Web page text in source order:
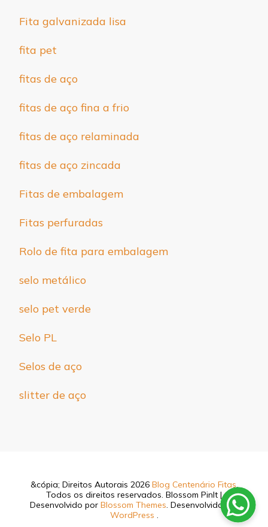
Fita galvanizada lisa
fita pet
fitas de aço
fitas de aço fina a frio
fitas de aço relaminada
fitas de aço zincada
Fitas de embalagem
Fitas perfuradas
Rolo de fita para embalagem
selo metálico
selo pet verde
Selo PL
Selos de aço
slitter de aço
&cópia; Direitos Autorais 2026 Blog Centenário Fitas.
Todos os direitos reservados. Blossom PinIt |
Desenvolvido por Blossom Themes. Desenvolvido por
WordPress .